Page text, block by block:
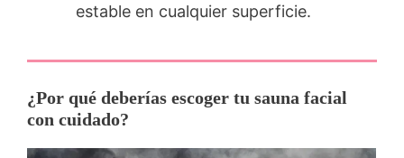
estable en cualquier superficie.
¿Por qué deberías escoger tu sauna facial
con cuidado?